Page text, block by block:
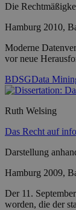
Die
Hamburg 2010,
Moderne
vor neue
BDSGData
Ruth Welsing
Das Recht auf
Darstellung
Hamburg 2009,
Der 11.
worden, die der